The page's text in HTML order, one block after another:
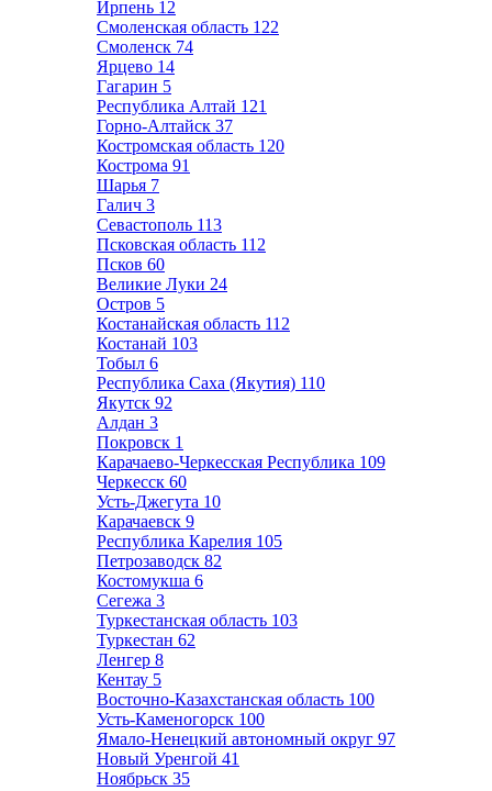
Ирпень 12
Смоленская область 122
Смоленск 74
Ярцево 14
Гагарин 5
Республика Алтай 121
Горно-Алтайск 37
Костромская область 120
Кострома 91
Шарья 7
Галич 3
Севастополь 113
Псковская область 112
Псков 60
Великие Луки 24
Остров 5
Костанайская область 112
Костанай 103
Тобыл 6
Республика Саха (Якутия) 110
Якутск 92
Алдан 3
Покровск 1
Карачаево-Черкесская Республика 109
Черкесск 60
Усть-Джегута 10
Карачаевск 9
Республика Карелия 105
Петрозаводск 82
Костомукша 6
Сегежа 3
Туркестанская область 103
Туркестан 62
Ленгер 8
Кентау 5
Восточно-Казахстанская область 100
Усть-Каменогорск 100
Ямало-Ненецкий автономный округ 97
Новый Уренгой 41
Ноябрьск 35